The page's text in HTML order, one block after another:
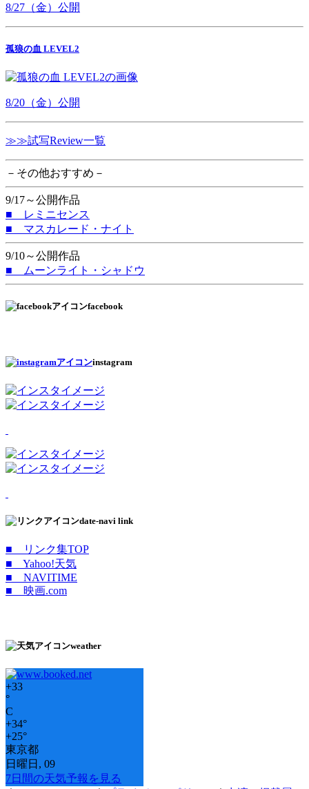
8/27（金）公開
孤狼の血 LEVEL2
8/20（金）公開
≫≫試写Review一覧
－その他おすすめ－
9/17～公開作品
■ レミニセンス
■ マスカレード・ナイト
9/10～公開作品
■ ムーンライト・シャドウ
facebook
instagram
date-navi link
■ リンク集TOP
■ Yahoo!天気
■ NAVITIME
■ 映画.com
weather
+33
°
C
+34°
+25°
東京都
日曜日, 09
7日間の天気予報を見る